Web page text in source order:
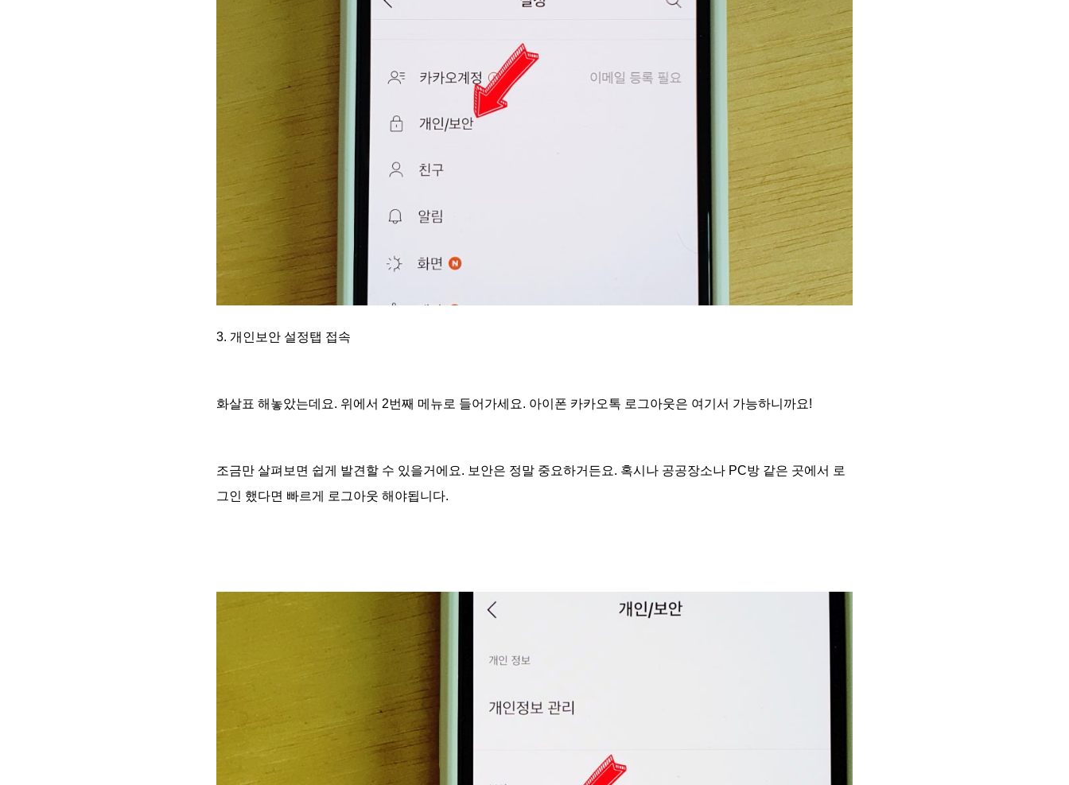
3. 개인보안 설정탭 접속
화살표 해놓았는데요. 위에서 2번째 메뉴로 들어가세요. 아이폰 카카오톡 로그아웃은 여기서 가능하니까요!
조금만 살펴보면 쉽게 발견할 수 있을거에요. 보안은 정말 중요하거든요. 혹시나 공공장소나 PC방 같은 곳에서 로
그인 했다면 빠르게 로그아웃 해야됩니다.